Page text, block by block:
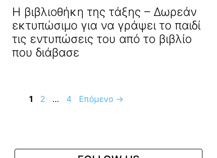
Η βιβλιοθήκη της τάξης – Δωρεάν
εκτυπώσιμο για να γράψει το παιδί
τις εντυπώσεις του από το βιβλίο
που διάβασε
Σελίδα
1 Σελίδα
2 … Σελίδα
4 Επόμενο →